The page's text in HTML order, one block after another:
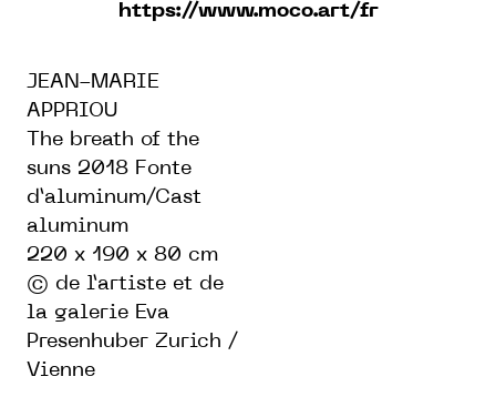
https://www.moco.art/fr
JEAN-MARIE
APPRIOU
The breath of the
suns 2018 Fonte
d’aluminum/Cast
aluminum
220 x 190 x 80 cm
© de l’artiste et de
la galerie Eva
Presenhuber Zurich /
Vienne